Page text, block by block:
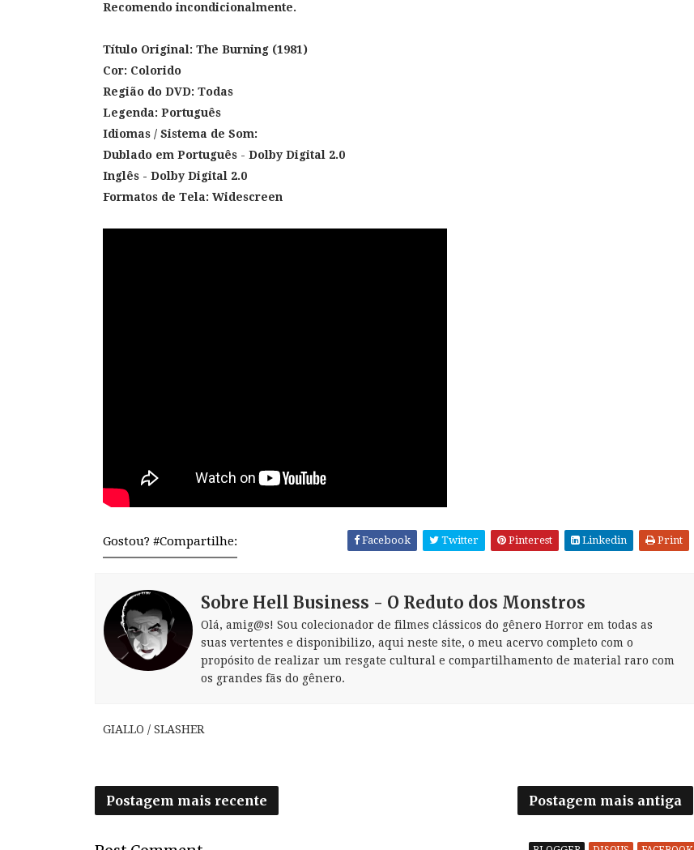
Recomendo incondicionalmente.
Título Original: The Burning (1981)
Cor: Colorido
Região do DVD: Todas
Legenda: Português
Idiomas / Sistema de Som:
Dublado em Português - Dolby Digital 2.0
Inglês - Dolby Digital 2.0
Formatos de Tela: Widescreen
Gostou? #Compartilhe: Facebook Twitter Pinterest Linkedin Print
Sobre Hell Business - O Reduto dos Monstros
Olá, amig@s! Sou colecionador de filmes clássicos do gênero Horror em todas as
suas vertentes e disponibilizo, aqui neste site, o meu acervo completo com o
propósito de realizar um resgate cultural e compartilhamento de material raro com
os grandes fãs do gênero.
GIALLO / SLASHER
Postagem mais recente Postagem mais antiga